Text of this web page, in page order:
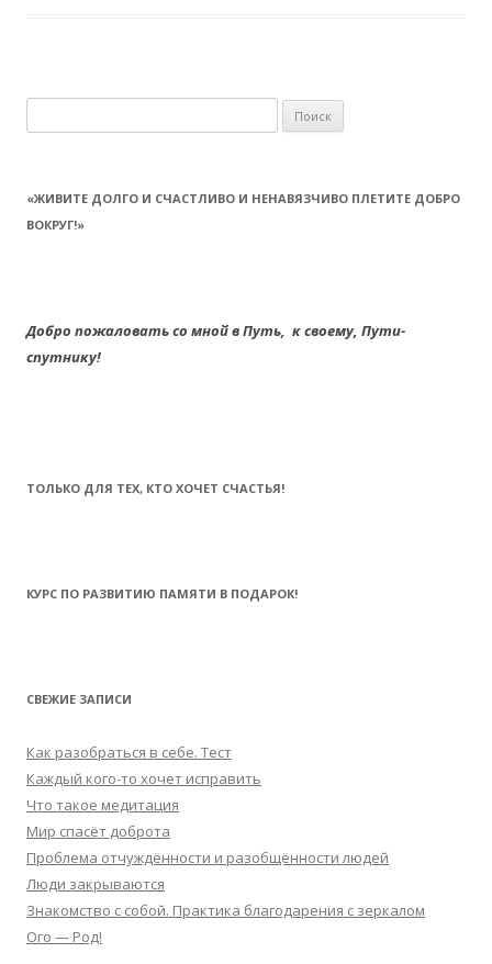
«ЖИВИТЕ ДОЛГО И СЧАСТЛИВО И НЕНАВЯЗЧИВО ПЛЕТИТЕ ДОБРО
ВОКРУГ!»
Добро пожаловать со мной в Путь, к своему, Пути-
спутнику!
ТОЛЬКО ДЛЯ ТЕХ, КТО ХОЧЕТ СЧАСТЬЯ!
КУРС ПО РАЗВИТИЮ ПАМЯТИ В ПОДАРОК!
СВЕЖИЕ ЗАПИСИ
Как разобраться в себе. Тест
Каждый кого-то хочет исправить
Что такое медитация
Мир спасёт доброта
Проблема отчуждённости и разобщённости людей
Люди закрываются
Знакомство с собой. Практика благодарения с зеркалом
Ого — Род!